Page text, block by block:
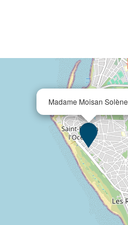
Madame Moisan Solène